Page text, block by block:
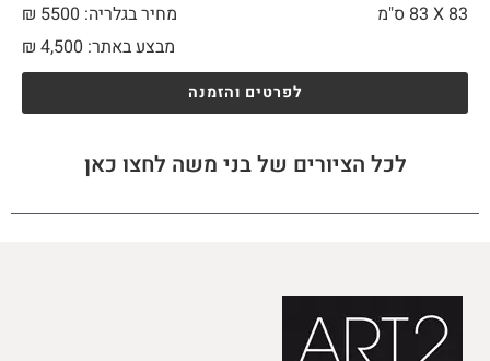
83 X
מחיר בגלריה: 5500 ₪
מבצע באתר:
₪ 4,500
לפרטים והזמנה
לכל הציורים של בני משה לחצו כאן